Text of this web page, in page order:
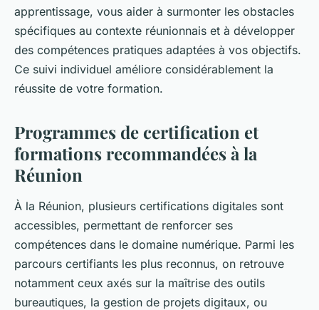
apprentissage, vous aider à surmonter les obstacles
spécifiques au contexte réunionnais et à développer
des compétences pratiques adaptées à vos objectifs.
Ce suivi individuel améliore considérablement la
réussite de votre formation.
Programmes de certification et
formations recommandées à la
Réunion
À la Réunion, plusieurs certifications digitales sont
accessibles, permettant de renforcer ses
compétences dans le domaine numérique. Parmi les
parcours certifiants les plus reconnus, on retrouve
notamment ceux axés sur la maîtrise des outils
bureautiques, la gestion de projets digitaux, ou